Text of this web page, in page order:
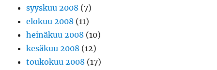
syyskuu 2008 (7)
elokuu 2008 (11)
heinäkuu 2008 (10)
kesäkuu 2008 (12)
toukokuu 2008 (17)